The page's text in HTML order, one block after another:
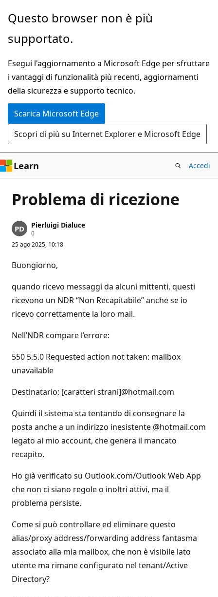
Ignora
passa
contenuto
principale
Questo browser non è più
supportato.
Esegui l'aggiornamento a Microsoft Edge per sfruttare
i vantaggi di funzionalità più recenti, aggiornamenti
della sicurezza e supporto tecnico.
Scarica Microsoft Edge
Scopri di più su Internet Explorer e Microsoft Edge
Learn Accedi
Problema di ricezione
Pierluigi Dialuce
0P
n
i
d
r
e
p
u
i
e
25 ago 2025, 10:18
Buongiorno,
quando ricevo messaggi da alcuni mittenti, questi
ricevono un NDR “Non Recapitabile” anche se io
ricevo correttamente la loro mail.
Nell’NDR compare l’errore:
550 5.5.0 Requested action not taken: mailbox
unavailable
Destinatario: [caratteri strani]@hotmail.com
Quindi il sistema sta tentando di consegnare la
posta anche a un indirizzo inesistente @hotmail.com
legato al mio account, che genera il mancato
recapito.
Ho già verificato su Outlook.com/Outlook Web App
che non ci siano regole o inoltri attivi, ma il
problema persiste.
Come si può controllare ed eliminare questo
alias/proxy address/forwarding address fantasma
associato alla mia mailbox, che non è visibile lato
utente ma rimane configurato nel tenant/Active
Directory?